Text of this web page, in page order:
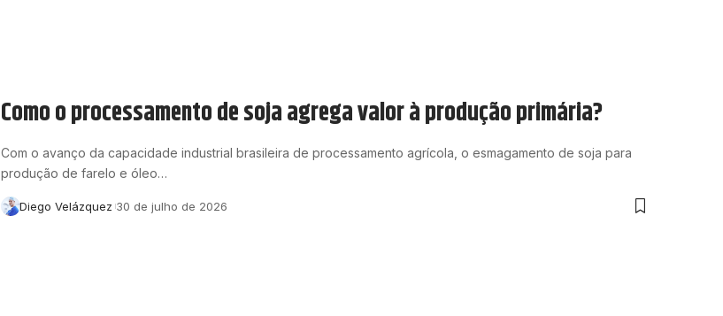
Como o processamento de soja agrega valor à produção primária?
Com o avanço da capacidade industrial brasileira de processamento agrícola, o esmagamento de soja para
produção de farelo e óleo…
Diego Velázquez 30 de julho de 2026